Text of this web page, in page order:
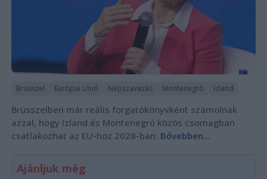
Brüsszel Európai Unió Népszavazás Montenegró Izland
Brüsszelben már reális forgatókönyvként számolnak
azzal, hogy Izland és Montenegró közös csomagban
csatlakozhat az EU-hoz 2028-ban. Bővebben...
Ajánljuk még